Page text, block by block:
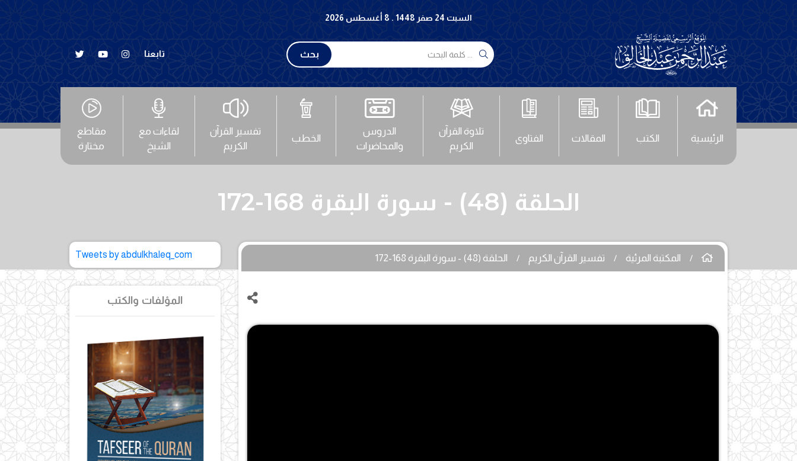
السبت 24 صفر 1448 . 8 أغسطس 2026
بحث تابعنا
الرئيسية الكتب المقالات الفتاوى
تلاوة القرآن
الكريم
الدروس
والمحاضرات
الخطب
تفسير القرآن
الكريم
لقاءات مع
الشيخ
مقاطع
مختارة
الحلقة (48) - سورة البقرة 168-172
المكتبة المرئية تفسير القرآن الكريم الحلقة (48) - سورة البقرة 168-172 Tweets by abdulkhaleq_com
المؤلفات والكتب